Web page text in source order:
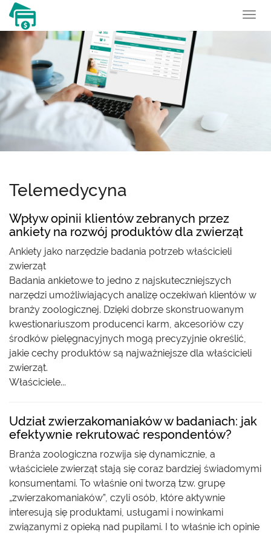
Telemedycyna
Wpływ opinii klientów zebranych przez
ankiety na rozwój produktów dla zwierząt
Ankiety jako narzędzie badania potrzeb właścicieli
zwierząt
Badania ankietowe to jedno z najskuteczniejszych
narzędzi umożliwiających analizę oczekiwań klientów w
branży zoologicznej. Dzięki dobrze skonstruowanym
kwestionariuszom producenci karm, akcesoriów czy
środków pielęgnacyjnych mogą precyzyjnie określić,
jakie cechy produktów są najważniejsze dla właścicieli
zwierząt.
Właściciele...
Udział zwierzakomaniaków w badaniach: jak
efektywnie rekrutować respondentów?
Branża zoologiczna rozwija się dynamicznie, a
właściciele zwierząt stają się coraz bardziej świadomymi
konsumentami. To właśnie oni tworzą tzw. grupę
„zwierzakomaniaków”, czyli osób, które aktywnie
interesują się produktami, usługami i nowinkami
związanymi z opieką nad pupilami. I to właśnie ich opinie